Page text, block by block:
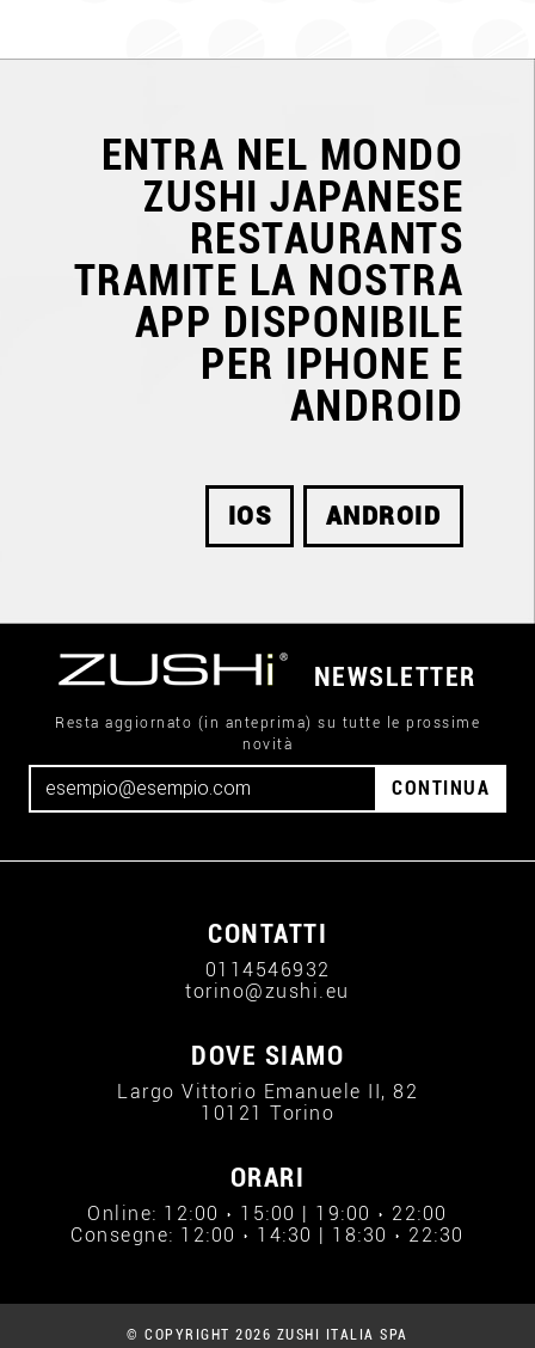
ENTRA NEL MONDO
ZUSHI JAPANESE
RESTAURANTS
TRAMITE LA NOSTRA
APP DISPONIBILE
PER IPHONE E
ANDROID
IOS ANDROID
NEWSLETTER
Resta aggiornato (in anteprima) su tutte le prossime
novità
CONTINUA
CONTATTI
0114546932
torino@zushi.eu
DOVE SIAMO
Largo Vittorio Emanuele II, 82
10121 Torino
ORARI
Online: 12:00 › 15:00 | 19:00 › 22:00
Consegne: 12:00 › 14:30 | 18:30 › 22:30
© COPYRIGHT 2026 ZUSHI ITALIA SPA